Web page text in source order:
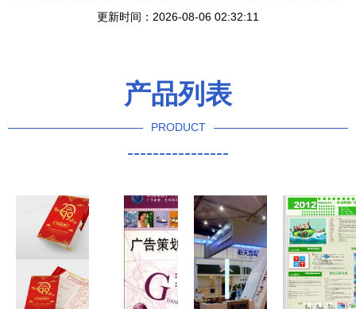
更新时间：2026-08-06 02:32:11
产品列表
PRODUCT
----------------